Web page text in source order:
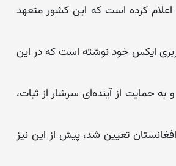
اعلام کرده است که این کشور متعهد
ایکس خود نوشته است که در این
به حمایت از آینده‌ای سرشار از ثبات،
افغانستان تعیین شد، پیش از این نیز